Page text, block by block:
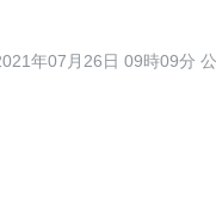
年07月26日 09時09分